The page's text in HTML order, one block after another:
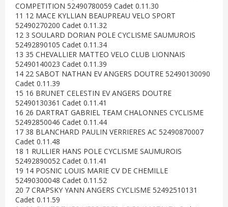
COMPETITION 52490780059 Cadet 0.11.30
11 12 MACE KYLLIAN BEAUPREAU VELO SPORT
52490270200 Cadet 0.11.32
12 3 SOULARD DORIAN POLE CYCLISME SAUMUROIS
52492890105 Cadet 0.11.34
13 35 CHEVALLIER MATTEO VELO CLUB LIONNAIS
52490140023 Cadet 0.11.39
14 22 SABOT NATHAN EV ANGERS DOUTRE 52490130090
Cadet 0.11.39
15 16 BRUNET CELESTIN EV ANGERS DOUTRE
52490130361 Cadet 0.11.41
16 26 DARTRAT GABRIEL TEAM CHALONNES CYCLISME
52492850046 Cadet 0.11.44
17 38 BLANCHARD PAULIN VERRIERES AC 52490870007
Cadet 0.11.48
18 1 RULLIER HANS POLE CYCLISME SAUMUROIS
52492890052 Cadet 0.11.41
19 14 POSNIC LOUIS MARIE CV DE CHEMILLE
52490300048 Cadet 0.11.52
20 7 CRAPSKY YANN ANGERS CYCLISME 52492510131
Cadet 0.11.59